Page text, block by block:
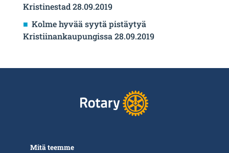
Kristinestad 28.09.2019
Kolme hyvää syytä pistäytyä
Kristiinankaupungissa 28.09.2019
Mitä teemme